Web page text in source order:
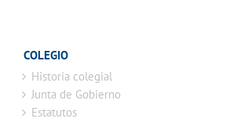
COLEGIO
Historia colegial
Junta de Gobierno
Estatutos